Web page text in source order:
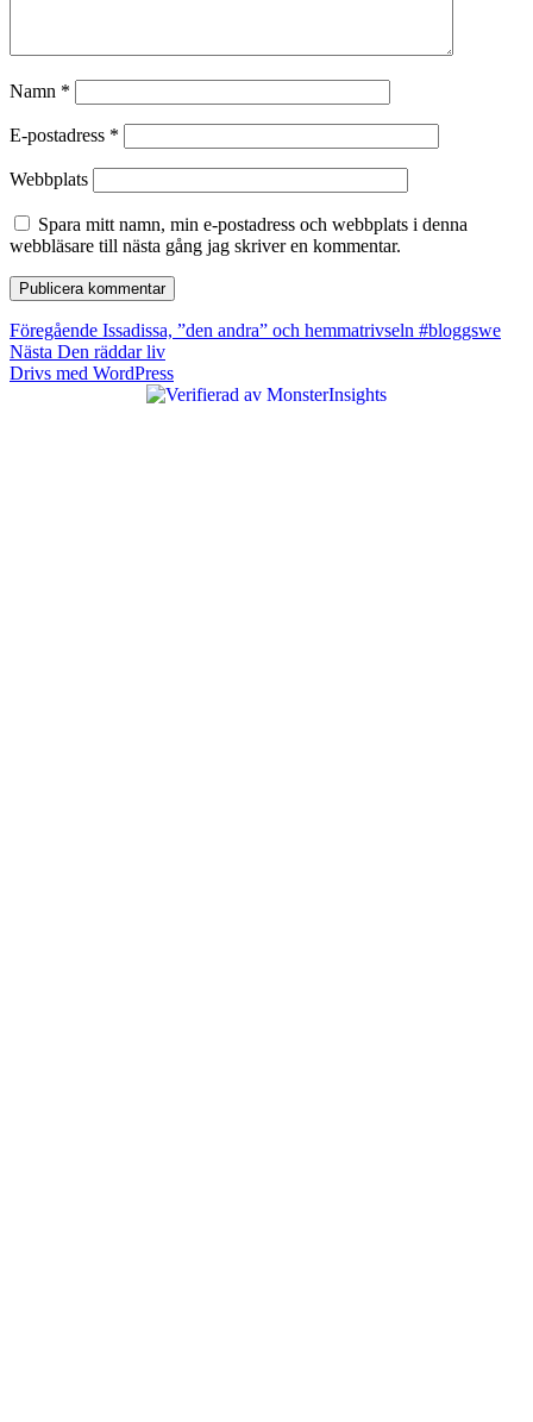
Namn *
E-postadress *
Webbplats
Spara mitt namn, min e-postadress och webbplats i denna
webbläsare till nästa gång jag skriver en kommentar.
Inläggsnavigering
Föregående Föregående
inlägg:
Issadissa, ”den andra” och hemmatrivseln #bloggswe
Nästa Nästa
inlägg:
Den räddar liv
Drivs med WordPress